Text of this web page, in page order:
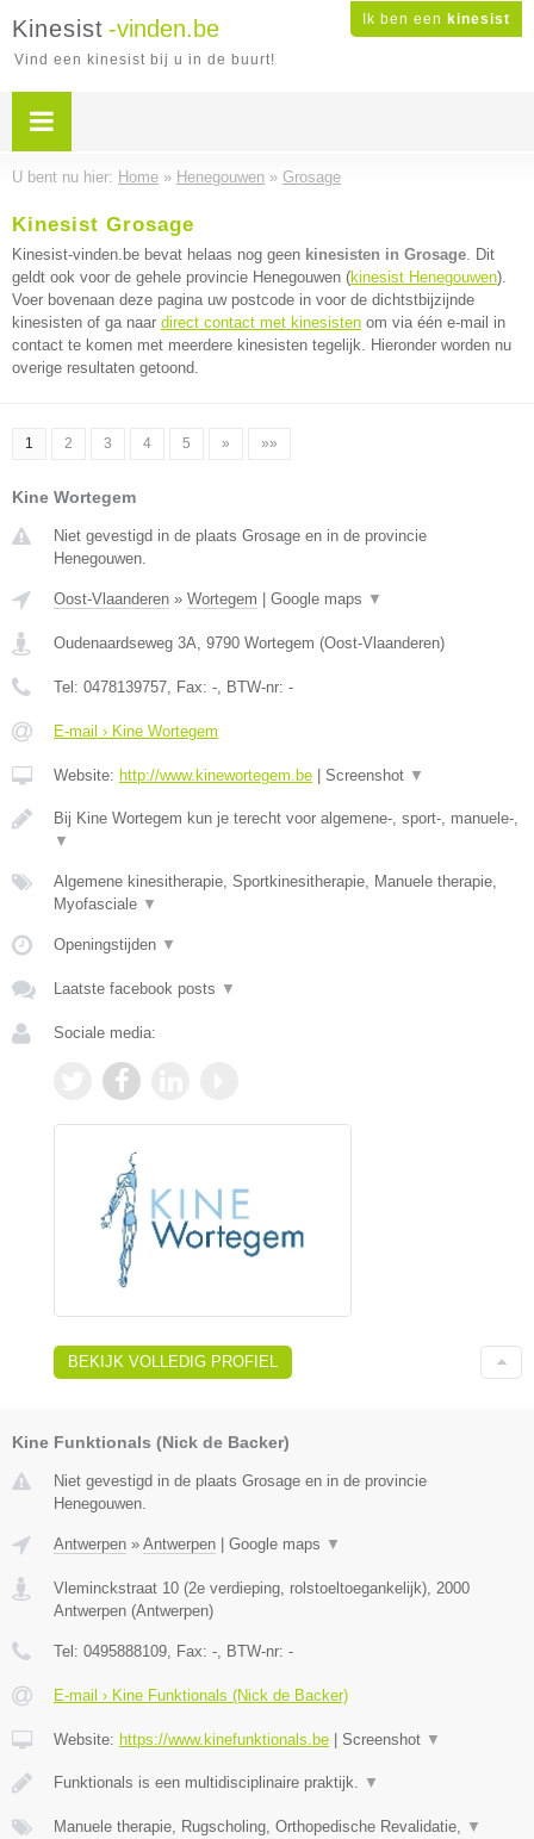
Ik ben een kinesist
Kinesist -vinden.be
Vind een kinesist bij u in de buurt!
U bent nu hier: Home » Henegouwen » Grosage
Kinesist Grosage
Kinesist-vinden.be bevat helaas nog geen kinesisten in Grosage. Dit
geldt ook voor de gehele provincie Henegouwen (kinesist Henegouwen).
Voer bovenaan deze pagina uw postcode in voor de dichtstbijzijnde
kinesisten of ga naar direct contact met kinesisten om via één e-mail in
contact te komen met meerdere kinesisten tegelijk. Hieronder worden nu
overige resultaten getoond.
1 2 3 4 5 » »»
Kine Wortegem
Niet gevestigd in de plaats Grosage en in de provincie
Henegouwen.
Oost-Vlaanderen » Wortegem Google maps ▼
Oudenaardseweg 3A, 9790 Wortegem (Oost-Vlaanderen)
Tel: 0478139757, Fax: -, BTW-nr: -
E-mail › Kine Wortegem
Website: http://www.kinewortegem.be Screenshot ▼
Bij Kine Wortegem kun je terecht voor algemene-, sport-, manuele-,
▼
Algemene kinesitherapie, Sportkinesitherapie, Manuele therapie,
Myofasciale ▼
Openingstijden ▼
Laatste facebook posts ▼
Sociale media:
BEKIJK VOLLEDIG PROFIEL
Kine Funktionals (Nick de Backer)
Niet gevestigd in de plaats Grosage en in de provincie
Henegouwen.
Antwerpen » Antwerpen | Google maps ▼
Vleminckstraat 10 (2e verdieping, rolstoeltoegankelijk) 2000
Antwerpen (Antwerpen)
Tel: 0495888109 , Fax: - , BTW-nr: -
E-mail › Kine Funktionals (Nick de Backer)
Website: https://www.kinefunktionals.be | Screenshot ▼
Funktionals is een multidisciplinaire praktijk. ▼
Manuele therapie, Rugscholing, Orthopedische Revalidatie, ▼